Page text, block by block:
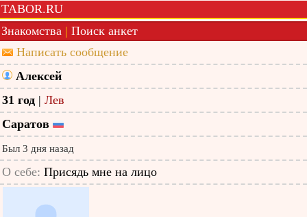
TABOR.RU
Знакомства | Поиск анкет
Написать сообщение
Алексей
31 год | Лев
Саратов
Был 3 дня назад
О себе: Присядь мне на лицо